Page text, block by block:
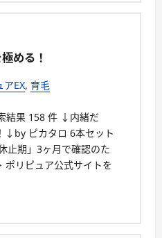
める！
アEX, 育毛
結果 158 件 ↓内緒だ
↓by ピカタロ 6本セット
止期」3ヶ月で確認のた
ポリピュア公式サイトを